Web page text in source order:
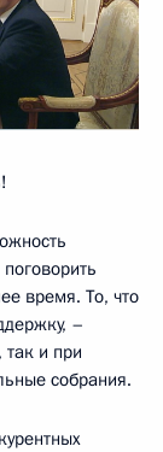
время. То, что
–
и при
собрания.